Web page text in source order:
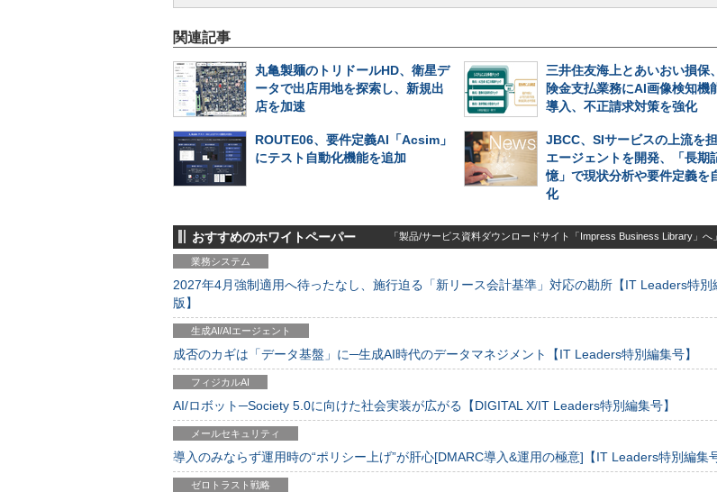
関連記事
丸亀製麺のトリドールHD、衛星デ
ータで出店用地を探索し、新規出
店を加速
三井住友海上とあいおい損保
険金支払業務にAI画像検知機
導入、不正請求対策を強化
ROUTE06、要件定義AI「Acsim」
にテスト自動化機能を追加
JBCC、SIサービスの上流を
エージェントを開発、「長期
憶」で現状分析や要件定義を
化
おすすめのホワイトペーパー 「製品/サービス資料ダウンロードサイト「Impress Business Library」へ」
業務システム
2027年4月強制適用へ待ったなし、施行迫る「新リース会計基準」対応の勘所【IT Leaders特別
版】
生成AI/AIエージェント
成否のカギは「データ基盤」に─生成AI時代のデータマネジメント【IT Leaders特別編集号】
フィジカルAI
AI/ロボット─Society 5.0に向けた社会実装が広がる【DIGITAL X/IT Leaders特別編集号】
メールセキュリティ
導入のみならず運用時の“ポリシー上げ”が肝心[DMARC導入&運用の極意]【IT Leaders特別編集号
ゼロトラスト戦略